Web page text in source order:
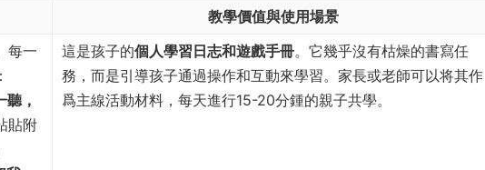
教學價值與使用場景
每一
，
貼附
這是孩子的個人學習日志和遊戲手冊。它幾乎沒有枯燥的書寫任
務，而是引導孩子通過操作和互動來學習。家長或老師可以将其作
爲主線活動材料，每天進行15-20分鍾的親子共學。